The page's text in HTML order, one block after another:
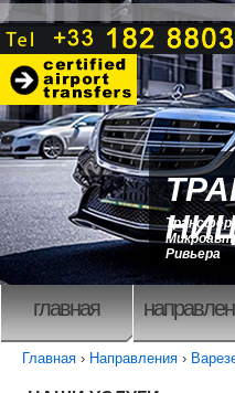
Трансфер
Ривьера
главная
Главная › Направления ›